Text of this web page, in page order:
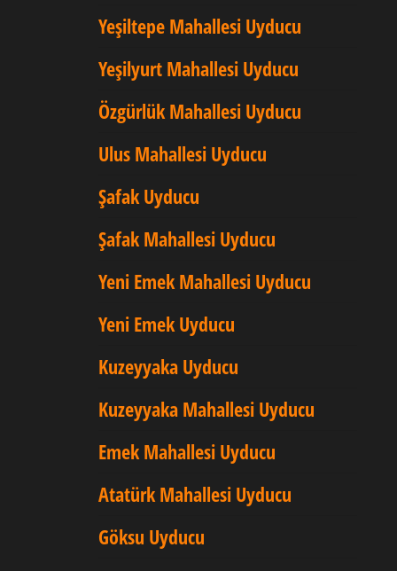
Yeşiltepe Mahallesi Uyducu
Yeşilyurt Mahallesi Uyducu
Özgürlük Mahallesi Uyducu
Ulus Mahallesi Uyducu
Şafak Uyducu
Şafak Mahallesi Uyducu
Yeni Emek Mahallesi Uyducu
Yeni Emek Uyducu
Kuzeyyaka Uyducu
Kuzeyyaka Mahallesi Uyducu
Emek Mahallesi Uyducu
Atatürk Mahallesi Uyducu
Göksu Uyducu